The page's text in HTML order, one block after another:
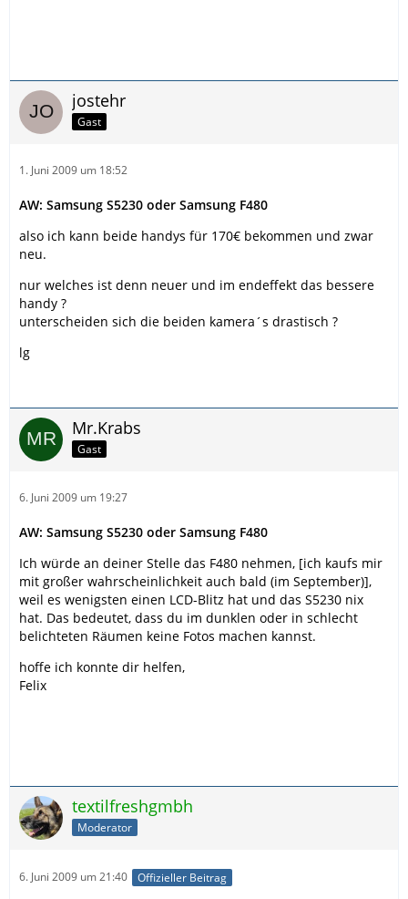
jostehr
Gast
1. Juni 2009 um 18:52
AW: Samsung S5230 oder Samsung F480
also ich kann beide handys für 170€ bekommen und zwar
neu.
nur welches ist denn neuer und im endeffekt das bessere
handy ?
unterscheiden sich die beiden kamera´s drastisch ?
lg
Mr.Krabs
Gast
6. Juni 2009 um 19:27
AW: Samsung S5230 oder Samsung F480
Ich würde an deiner Stelle das F480 nehmen, [ich kaufs mir
mit großer wahrscheinlichkeit auch bald (im September)],
weil es wenigsten einen LCD-Blitz hat und das S5230 nix
hat. Das bedeutet, dass du im dunklen oder in schlecht
belichteten Räumen keine Fotos machen kannst.
hoffe ich konnte dir helfen,
Felix
textilfreshgmbh
Moderator
6. Juni 2009 um 21:40 Offizieller Beitrag